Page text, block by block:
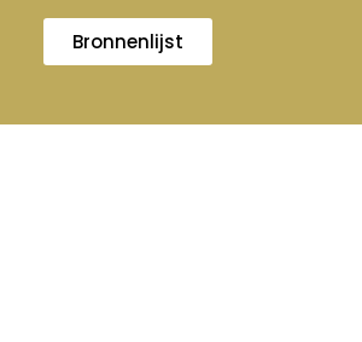
Bronnenlijst